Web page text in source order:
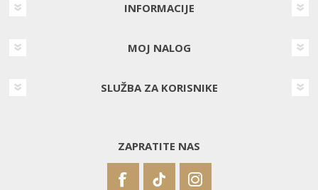
INFORMACIJE
MOJ NALOG
SLUŽBA ZA KORISNIKE
ZAPRATITE NAS